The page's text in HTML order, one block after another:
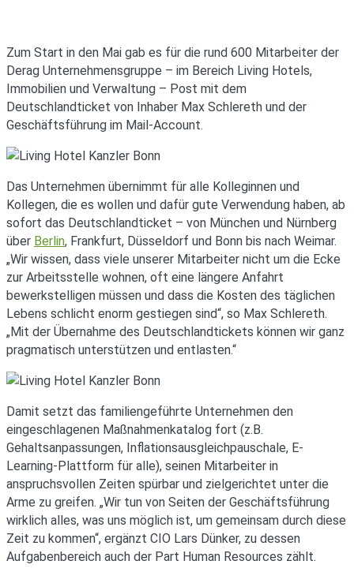
Zum Start in den Mai gab es für die rund 600 Mitarbeiter der
Derag Unternehmensgruppe – im Bereich Living Hotels,
Immobilien und Verwaltung – Post mit dem
Deutschlandticket von Inhaber Max Schlereth und der
Geschäftsführung im Mail-Account.
Das Unternehmen übernimmt für alle Kolleginnen und
Kollegen, die es wollen und dafür gute Verwendung haben, ab
sofort das Deutschlandticket – von München und Nürnberg
über Berlin, Frankfurt, Düsseldorf und Bonn bis nach Weimar.
„Wir wissen, dass viele unserer Mitarbeiter nicht um die Ecke
zur Arbeitsstelle wohnen, oft eine längere Anfahrt
bewerkstelligen müssen und dass die Kosten des täglichen
Lebens schlicht enorm gestiegen sind“, so Max Schlereth.
„Mit der Übernahme des Deutschlandtickets können wir ganz
pragmatisch unterstützen und entlasten.“
Damit setzt das familiengeführte Unternehmen den
eingeschlagenen Maßnahmenkatalog fort (z.B.
Gehaltsanpassungen, Inflationsausgleichpauschale, E-
Learning-Plattform für alle), seinen Mitarbeiter in
anspruchsvollen Zeiten spürbar und zielgerichtet unter die
Arme zu greifen. „Wir tun von Seiten der Geschäftsführung
wirklich alles, was uns möglich ist, um gemeinsam durch diese
Zeit zu kommen“, ergänzt CIO Lars Dünker, zu dessen
Aufgabenbereich auch der Part Human Resources zählt.